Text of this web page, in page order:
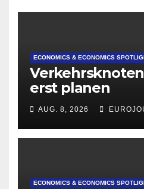
ECONOMICS & ECONOMICS
erst planen
AUG. 8, 2026
ECONOMICS & ECONOMICS